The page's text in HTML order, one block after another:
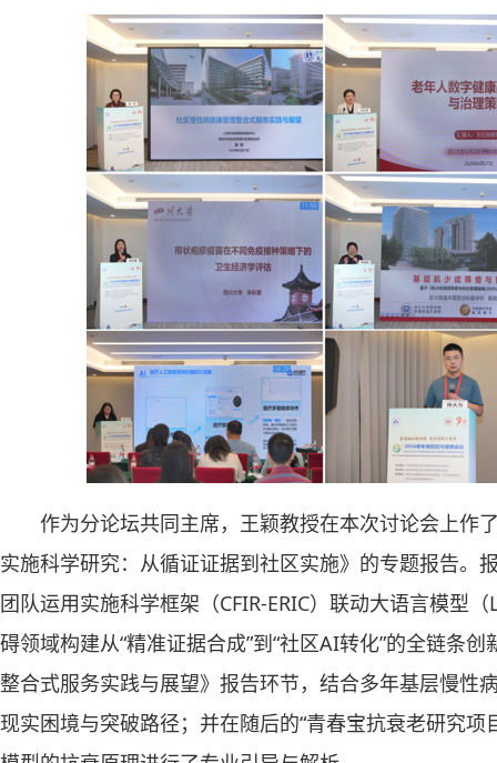
作为分论坛共同主席，王颖教授在本次讨论会上作
实施科学研究：从循证证据到社区实施》的专题报告。
团队运用实施科学框架（CFIR-ERIC）联动大语言模型
碍领域构建从“精准证据合成”到“社区AI转化”的全链条
整合式服务实践与展望》报告环节，结合多年基层慢性
现实困境与突破路径；并在随后的“青春宝抗衰老研究